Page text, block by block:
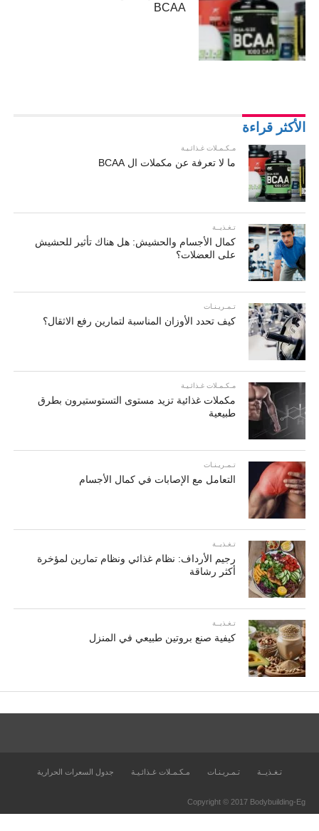
BCAA
الأكثر قراءة
مـكـمـلات غـذائـيـة
ما لا تعرفة عن مكملات ال BCAA
تـغـذيــة
كمال الأجسام والحشيش: هل هناك تأثير للحشيش
على العضلات؟
تـمـريـنـات
كيف تحدد الأوزان المناسبة لتمارين رفع الاثقال؟
مـكـمـلات غـذائـيـة
مكملات غذائية تزيد مستوى التستوستيرون بطرق
طبيعية
تـمـريـنـات
التعامل مع الإصابات في كمال الأجسام
تـغـذيــة
رجيم الأرداف: نظام غذائي ونظام تمارين لمؤخرة
أكثر رشاقة
تـغـذيــة
كيفية صنع بروتين طبيعي في المنزل
تـغـذيــة تـمـريـنـات مـكـمـلات غـذائـيـة جدول السعرات الحرارية
Copyright © 2017 Bodybuilding-Eg